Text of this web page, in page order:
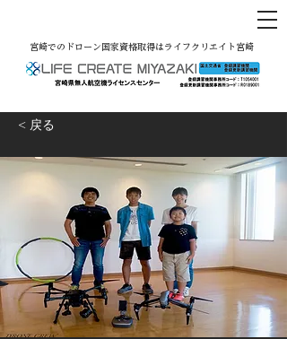
宮崎でのドローン国家資格取得はライフクリエイト宮崎
< 戻る